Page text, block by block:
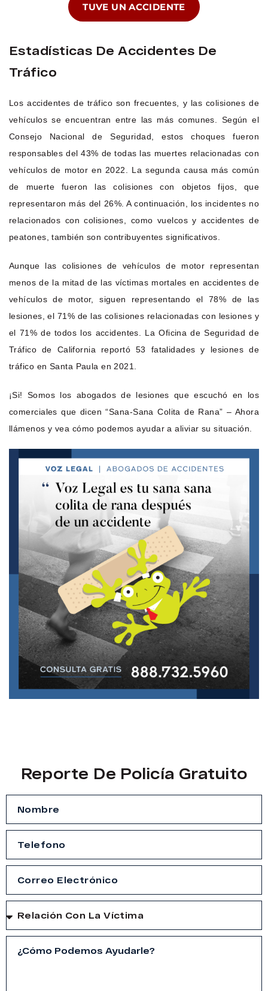
TUVE UN ACCIDENTE
Estadísticas De Accidentes De
Tráfico
Los accidentes de tráfico son frecuentes, y las colisiones de
vehículos se encuentran entre las más comunes. Según el
Consejo Nacional de Seguridad, estos choques fueron
responsables del 43% de todas las muertes relacionadas con
vehículos de motor en 2022. La segunda causa más común
de muerte fueron las colisiones con objetos fijos, que
representaron más del 26%. A continuación, los incidentes no
relacionados con colisiones, como vuelcos y accidentes de
peatones, también son contribuyentes significativos.
Aunque las colisiones de vehículos de motor representan
menos de la mitad de las víctimas mortales en accidentes de
vehículos de motor, siguen representando el 78% de las
lesiones, el 71% de las colisiones relacionadas con lesiones y
el 71% de todos los accidentes. La Oficina de Seguridad de
Tráfico de California reportó 53 fatalidades y lesiones de
tráfico en Santa Paula en 2021.
¡Si! Somos los abogados de lesiones que escuchó en los
comerciales que dicen “Sana-Sana Colita de Rana” – Ahora
llámenos y vea cómo podemos ayudar a aliviar su situación.
Reporte De Policía Gratuito